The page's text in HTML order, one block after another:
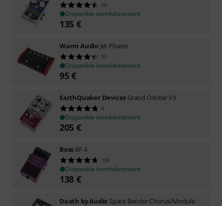
58
Disponible immédiatement
135 €
Warm Audio Jet Phaser
35
Disponible immédiatement
95€
EarthQuaker Devices Grand Orbiter V3
4
Disponible immédiatement
205 €
Boss BF-3
155
Disponible immédiatement
138 €
Death by Audio Space Bender Chorus/Module.